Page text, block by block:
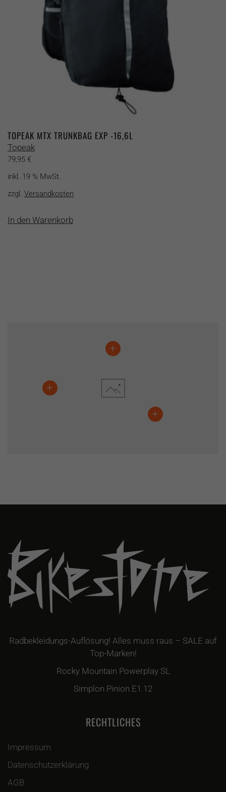
TOPEAK MTX TRUNKBAG EXP -16,6L
Topeak
79,95 €
inkl. 19 % MwSt.
zzgl. Versandkosten
In den Warenkorb
Radbekleidungs-Auflösung! Alles muss raus – SALE auf
Top-Marken!
Rocky Mountain Powerplay SL
Simplon Pinion E1.12
RECHTLICHES
Impressum
Datenschutzerklärung
AGB